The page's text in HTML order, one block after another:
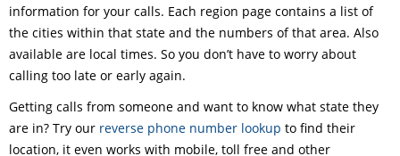
information for your calls. Each region page contains a list of
the cities within that state and the numbers of that area. Also
available are local times. So you don’t have to worry about
calling too late or early again.
Getting calls from someone and want to know what state they
are in? Try our reverse phone number lookup to find their
location, it even works with mobile, toll free and other